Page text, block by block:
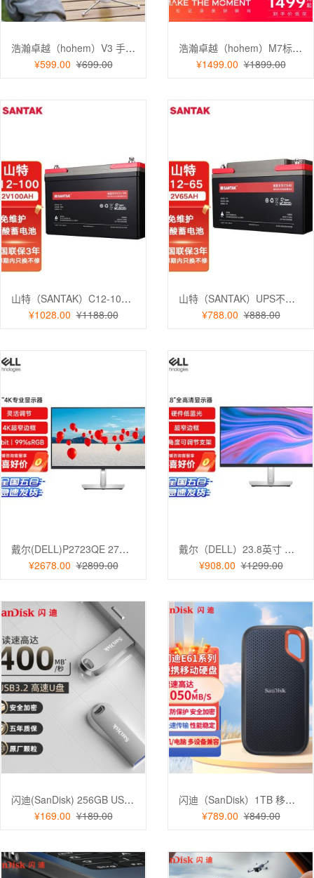
浩瀚卓越（hohem）V3 手机云台稳定器 手持云台三轴防抖 可折叠延长自拍杆vlog远程控制
¥599.00 ¥699.00
浩瀚卓越（hohem）M7标准版 手机云台稳定器 手持云台正交三轴防抖 直播支架自拍杆vlog拍照
¥1499.00 ¥1899.00
山特（SANTAK）C12-100AH UPS电源电池免维护铅酸蓄电池 12V100AH
¥1028.00 ¥1188.00
山特（SANTAK）UPS不间断电源 城堡铅酸蓄电池C12-65AH 12V65AH阀控密封免维护
¥788.00 ¥888.00
戴尔(DELL)P2723QE 27英寸 4K超高清 IPS屏 旋转升降 90W 低蓝光电脑显示器
¥2678.00 ¥2899.00
戴尔（DELL）23.8英寸 办公显示器 IPS硬件级防蓝光 旋转支架 电脑显示器P2422H
¥908.00 ¥1299.00
闪迪(SanDisk) 256GB USB3.2 U盘CZ74 全金属u盘安全加密学习办公商务
¥169.00 ¥189.00
闪迪（SanDisk）1TB 移动固态硬盘（PSSD）E61读速1050MB/s 手机直连笔记本
¥789.00 ¥849.00